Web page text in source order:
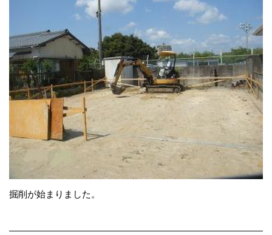
掘削が始まりました。